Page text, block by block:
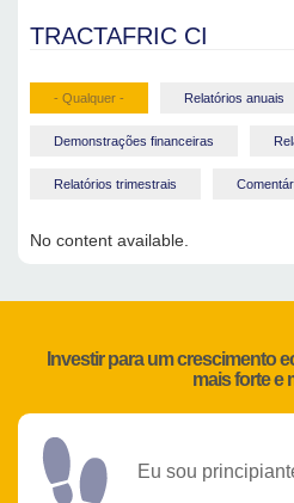
TRACTAFRIC CI
- Qualquer - Relatórios anuais
Demonstrações financeiras
Relatórios trimestrais
No content available.
Investir para um crescimento
mais forte e
Eu sou